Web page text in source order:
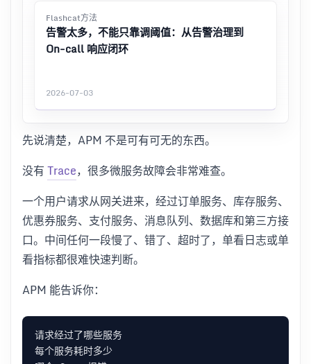
Flashcat方法
告警太多，不能只靠调阈值：从告警治理到
On-call 响应闭环
2026-07-03
先说清楚，APM 不是可有可无的东西。
没有Trace，很多微服务故障会非常难查。
一个用户请求从网关进来，经过订单服务、库存服务、
优惠券服务、支付服务、消息队列、数据库和第三方接
口。中间任何一段慢了、错了、超时了，单看日志或单
看指标都很难快速判断。
APM 能告诉你：